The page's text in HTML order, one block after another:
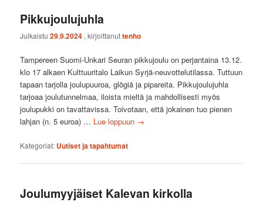
Pikkujoulujuhla
Julkaistu29.9.2024 , kirjoittanuttenho
Tampereen Suomi-Unkari Seuran pikkujoulu on perjantaina 13.12.
klo 17 alkaen Kulttuuritalo Laikun Syrjä-neuvottelutilassa. Tuttuun
tapaan tarjolla joulupuuroa, glögiä ja pipareita. Pikkujoulujuhla
tarjoaa joulutunnelmaa, iloista mieltä ja mahdollisesti myös
joulupukki on tavattavissa. Toivotaan, että jokainen tuo pienen
lahjan (n. 5 euroa) … Lue loppuun →
Kategoriat: Uutiset ja tapahtumat
Joulumyyjäiset Kalevan kirkolla